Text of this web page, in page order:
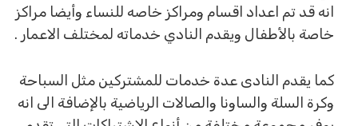
انه قد تم اعداد اقسام ومراكز خاصه للنساء وأيضا مراكز
خاصة بالأطفال ويقدم النادي خدماته لمختلف الاعمار .
كما يقدم النادى عدة خدمات للمشتركين مثل السباحة
وكرة السلة والساونا والصالات الرياضية بالإضافة الى انه